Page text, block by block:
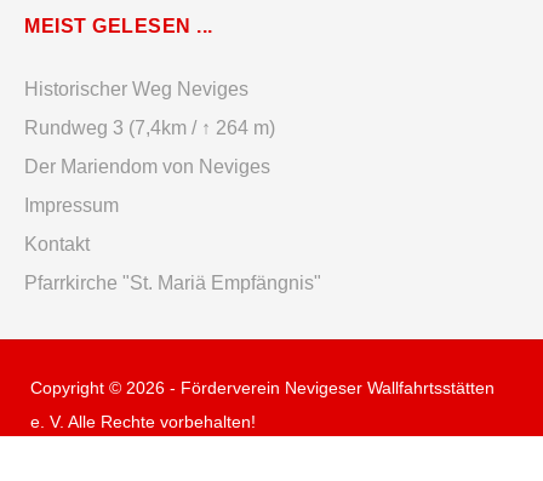
MEIST GELESEN ...
Historischer Weg Neviges
Rundweg 3 (7,4km / ↑ 264 m)
Der Mariendom von Neviges
Impressum
Kontakt
Pfarrkirche "St. Mariä Empfängnis"
Copyright © 2026 - Förderverein Nevigeser Wallfahrtsstätten
e. V. Alle Rechte vorbehalten!